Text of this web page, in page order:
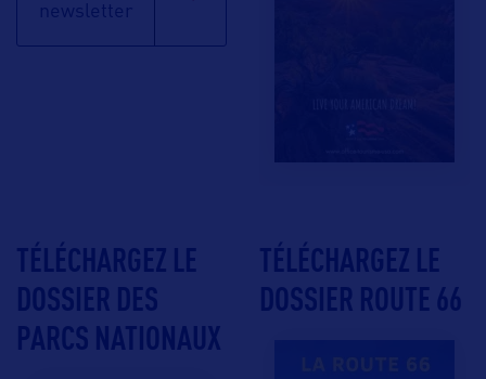
newsletter
TÉLÉCHARGEZ LE
DOSSIER DES
PARCS NATIONAUX
TÉLÉCHARGEZ LE
DOSSIER ROUTE 66